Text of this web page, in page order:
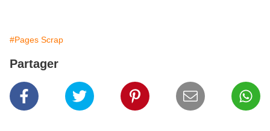
#Pages Scrap
Partager